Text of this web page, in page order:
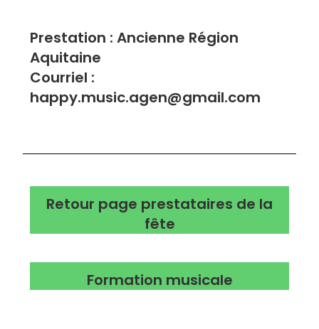
Prestation : Ancienne Région
Aquitaine
Courriel :
happy.music.agen@gmail.com
Retour page prestataires de la
fête
Formation musicale